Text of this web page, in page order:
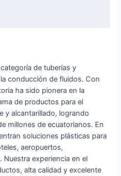
de tuberías y
conducción de fluidos. Con
ha sido pionera en la
de productos para el
y alcantarillado, logrando
millones de ecuatorianos. En
soluciones plásticas para
aeropuertos,
Nuestra experiencia en el
alta calidad y excelente